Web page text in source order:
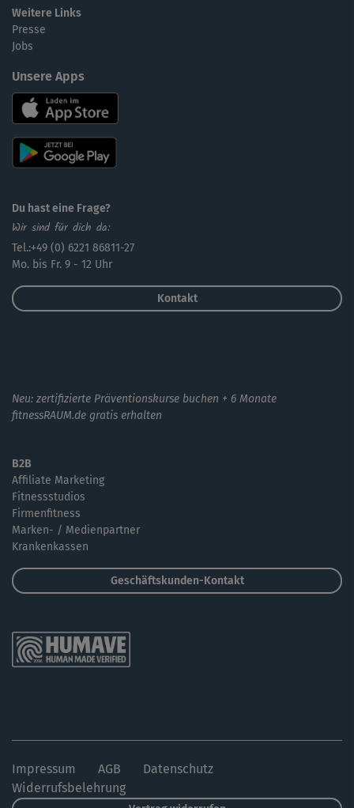
Weitere Links
Presse
Jobs
Unsere Apps
Du hast eine Frage?
Wir sind für dich da:
Tel.:+49 (0) 6221 86811-27
Mo. bis Fr. 9 - 12 Uhr
Kontakt
Neu: zertifizierte Präventionskurse buchen + 6 Monate
fitnessRAUM.de gratis erhalten
B2B
Affiliate Marketing
Fitnessstudios
Firmenfitness
Marken- / Medienpartner
Krankenkassen
Geschäftskunden-Kontakt
Impressum AGB
Datenschutz
Widerrufsbelehrung